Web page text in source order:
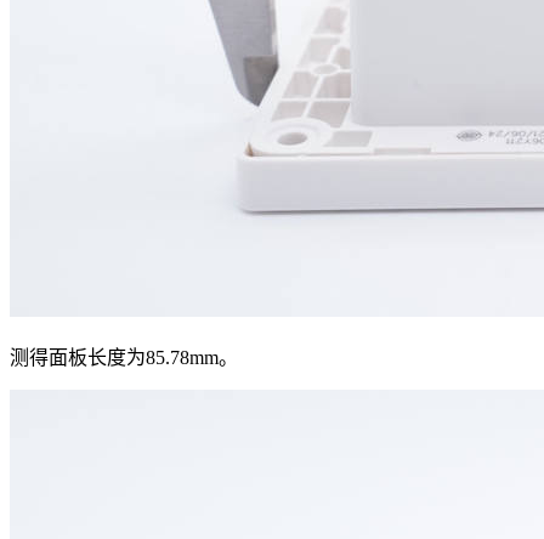
测得面板长度为85.78mm。